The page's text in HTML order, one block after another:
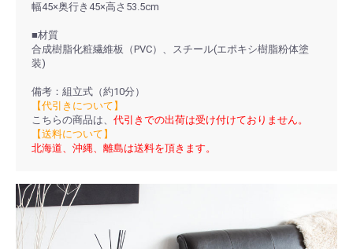
幅45×奥行き45×高さ53.5cm
■材質
合成樹脂化粧繊維板（PVC）、スチール(エポキシ樹脂粉体塗
装)
備考：組立式（約10分）
【代引きについて】
こちらの商品は、 代引きでの出荷は受け付けておりません。
【送料について】
北海道、沖縄、離島は送料を頂きます。